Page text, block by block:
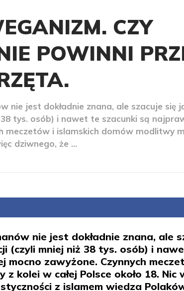
CZY
POWINNI
nie jest dokładnie znana, ale szacuje się
tys. osób) i nawet te szacunki są
meczetów i islamskich domów modlitwy
dziwnego, że ...
nie jest dokładnie znana, ale
(czyli mniej niż 38 tys. osób) i
zawyżone. Czynnych
kolei w całej Polsce około 18. Nic
z islamem wiedza